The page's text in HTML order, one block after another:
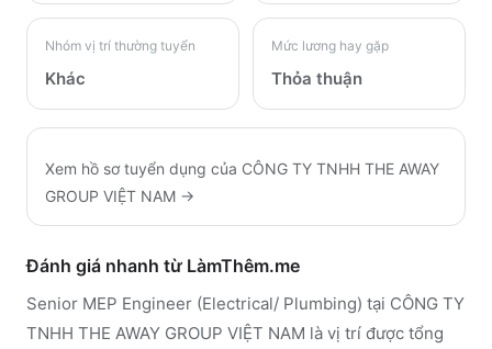
Nhóm vị trí thường tuyển
Khác
Mức lương hay gặp
Thỏa thuận
Xem hồ sơ tuyển dụng của CÔNG TY TNHH THE AWAY
GROUP VIỆT NAM →
Đánh giá nhanh từ LàmThêm.me
Senior MEP Engineer (Electrical/ Plumbing) tại CÔNG TY
TNHH THE AWAY GROUP VIỆT NAM là vị trí được tổng